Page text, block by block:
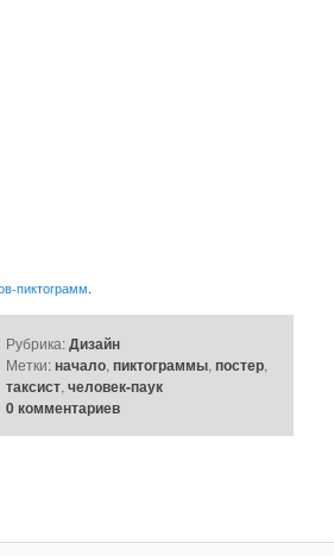
пиктограмм.
Рубрика: Дизайн
Метки: начало, пиктограммы, постер,
таксист, человек-паук
0 комментариев